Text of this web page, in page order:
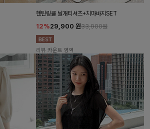
헨틴링클 날개티셔츠+치마바지SET
12%29,900 원33,900원
리뷰 카운트 영역